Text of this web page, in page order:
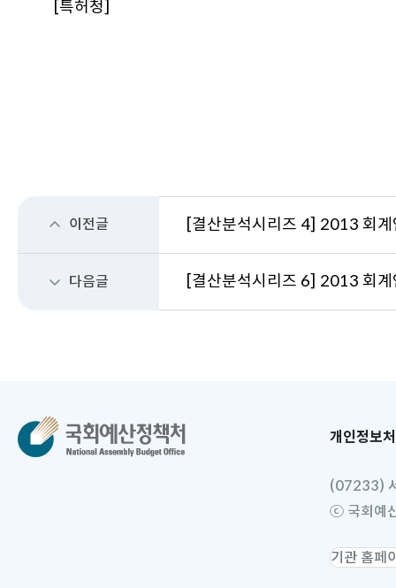
[특허청]
이전글 [결산분석시리즈 4] 2013 회
다음글 [결산분석시리즈 6] 2013 회계
개인정보
(07233)
ⓒ 국회예
소